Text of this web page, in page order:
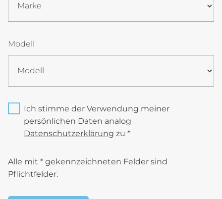
Modell
Ich stimme der Verwendung meiner
persönlichen Daten analog
Datenschutzerklärung zu *
Alle mit * gekennzeichneten Felder sind
Pflichtfelder.